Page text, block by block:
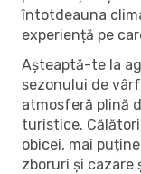
întotdeauna
experiență pe
Așteaptă-te la
sezonului de
atmosferă plină
turistice.
obicei, mai
zboruri și cazare